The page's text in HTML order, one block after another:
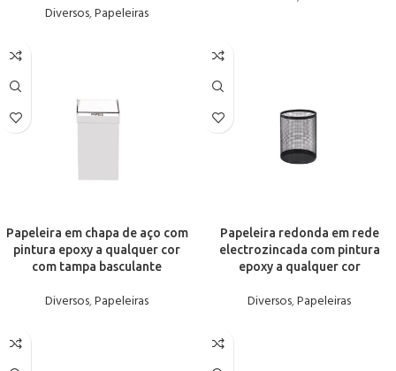
Diversos,Papeleiras
Papeleira em chapa de aço com
pintura epoxy a qualquer cor
com tampa basculante
Diversos,Papeleiras
Papeleira redonda em rede
electrozincada com pintura
epoxy a qualquer cor
Diversos,Papeleiras